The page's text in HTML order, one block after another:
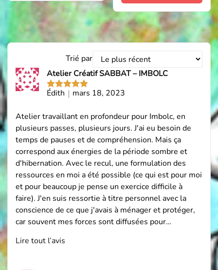
Trié parTrier
avis
par
Note5
sur
Atelier Créatif SABBAT – IMBOLC
Édith
mars 18, 2023
Atelier travaillant en profondeur pour Imbolc, en
plusieurs passes, plusieurs jours. J'ai eu besoin de
temps de pauses et de compréhension. Mais ça
correspond aux énergies de la période sombre et
d'hibernation. Avec le recul, une formulation des
ressources en moi a été possible (ce qui est pour moi
et pour beaucoup je pense un exercice difficile à
faire). J'en suis ressortie à titre personnel avec la
conscience de ce que j'avais à ménager et protéger,
car souvent mes forces sont diffusées pour…
Lire tout l’avis